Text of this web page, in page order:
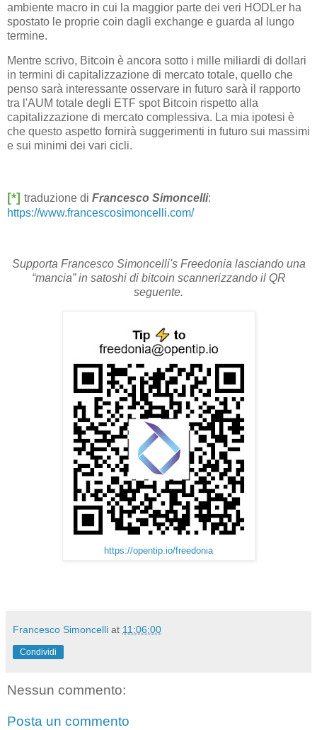
ambiente macro in cui la maggior parte dei veri HODLer ha
spostato le proprie coin dagli exchange e guarda al lungo
termine.
Mentre scrivo, Bitcoin è ancora sotto i mille miliardi di dollari
in termini di capitalizzazione di mercato totale, quello che
penso sarà interessante osservare in futuro sarà il rapporto
tra l'AUM totale degli ETF spot Bitcoin rispetto alla
capitalizzazione di mercato complessiva. La mia ipotesi è
che questo aspetto fornirà suggerimenti in futuro sui massimi
e sui minimi dei vari cicli.
[*] traduzione di Francesco Simoncelli:
https://www.francescosimoncelli.com/
Supporta Francesco Simoncelli's Freedonia lasciando una
“mancia” in satoshi di bitcoin scannerizzando il QR
seguente.
https://opentip.io/freedonia
Francesco Simoncelli at 11:06:00
Condividi
Nessun commento:
Posta un commento